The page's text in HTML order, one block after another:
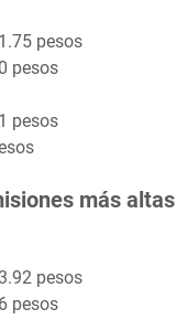
pesos
pesos
pesos
más altas
pesos
pesos